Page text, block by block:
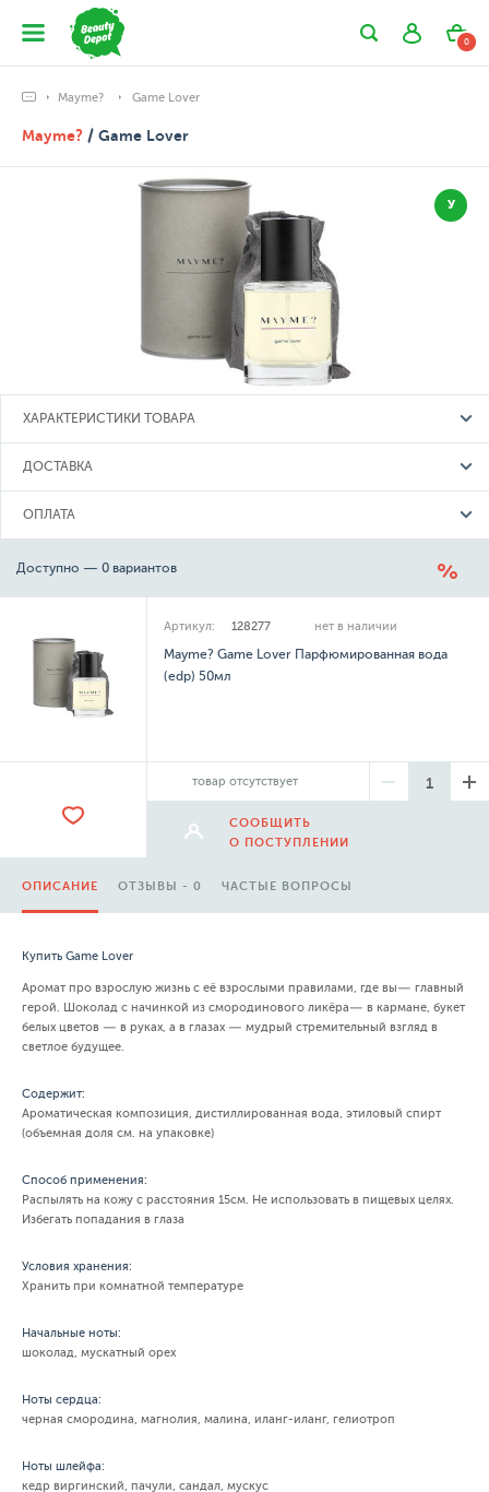
0
Mayme? Game Lover
Mayme? / Game Lover
У
ХАРАКТЕРИСТИКИ ТОВАРА
ДОСТАВКА
ОПЛАТА
Доступно — 0 вариантов
Артикул: 128277 нет в наличии
Mayme? Game Lover Парфюмированная вода
(edp) 50мл
товар отсутствует
СООБЩИТЬ
О ПОСТУПЛЕНИИ
ОПИСАНИЕ ОТЗЫВЫ - 0 ЧАСТЫЕ ВОПРОСЫ
Купить Game Lover
Аромат про взрослую жизнь с её взрослыми правилами, где вы— главный
герой. Шоколад с начинкой из смородинового ликёра— в кармане, букет
белых цветов — в руках, а в глазах — мудрый стремительный взгляд в
светлое будущее.
Содержит:
Ароматическая композиция, дистиллированная вода, этиловый спирт
(объемная доля см. на упаковке)
Способ применения:
Распылять на кожу с расстояния 15см. Не использовать в пищевых целях.
Избегать попадания в глаза
Условия хранения:
Хранить при комнатной температуре
Начальные ноты:
шоколад, мускатный орех
Ноты сердца:
черная смородина, магнолия, малина, иланг-иланг, гелиотроп
Ноты шлейфа:
кедр виргинский, пачули, сандал, мускус